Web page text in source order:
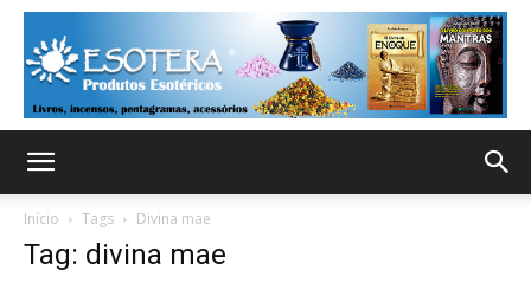
Início Tags Divina mae
Tag: divina mae